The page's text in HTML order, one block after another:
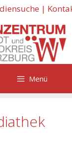
|
Menü